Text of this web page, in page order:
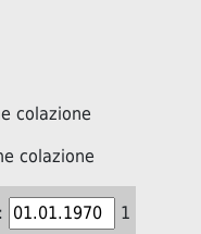
colazione
colazione
1